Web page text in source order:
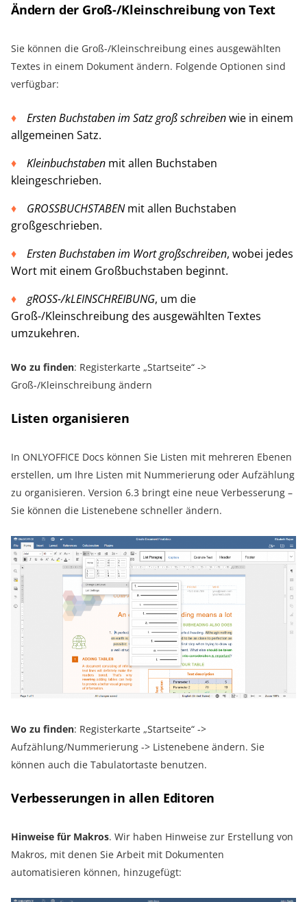
Ändern der Groß-/Kleinschreibung von Text
Sie können die Groß-/Kleinschreibung eines ausgewählten
Textes in einem Dokument ändern. Folgende Optionen sind
verfügbar:
Ersten Buchstaben im Satz groß schreibenwie in einem
allgemeinen Satz.
Kleinbuchstaben mit allen Buchstaben
kleingeschrieben.
GROSSBUCHSTABENmit allen Buchstaben
großgeschrieben.
Ersten Buchstaben im Wort großschreiben, wobei jedes
Wort mit einem Großbuchstaben beginnt.
gROSS-/kLEINSCHREIBUNG, um die
Groß-/Kleinschreibung des ausgewählten Textes
umzukehren.
Wo zu finden: Registerkarte „Startseite“ ->
Groß-/Kleinschreibung ändern
Listen organisieren
In ONLYOFFICE Docs können Sie Listen mit mehreren Ebenen
erstellen, um Ihre Listen mit Nummerierung oder Aufzählung
zu organisieren. Version 6.3 bringt eine neue Verbesserung –
Sie können die Listenebene schneller ändern.
Wo zu finden: Registerkarte „Startseite“ ->
Aufzählung/Nummerierung -> Listenebene ändern. Sie
können auch die Tabulatortaste benutzen.
Verbesserungen in allen Editoren
Hinweise für Makros. Wir haben Hinweise zur Erstellung von
Makros, mit denen Sie Arbeit mit Dokumenten
automatisieren können, hinzugefügt: